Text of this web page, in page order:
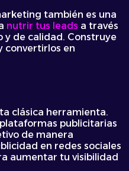
también es una
nutrir tus leads a través
y de calidad. Construye
convertirlos en
clásica herramienta.
publicitarias
de manera
en redes sociales
aumentar tu visibilidad